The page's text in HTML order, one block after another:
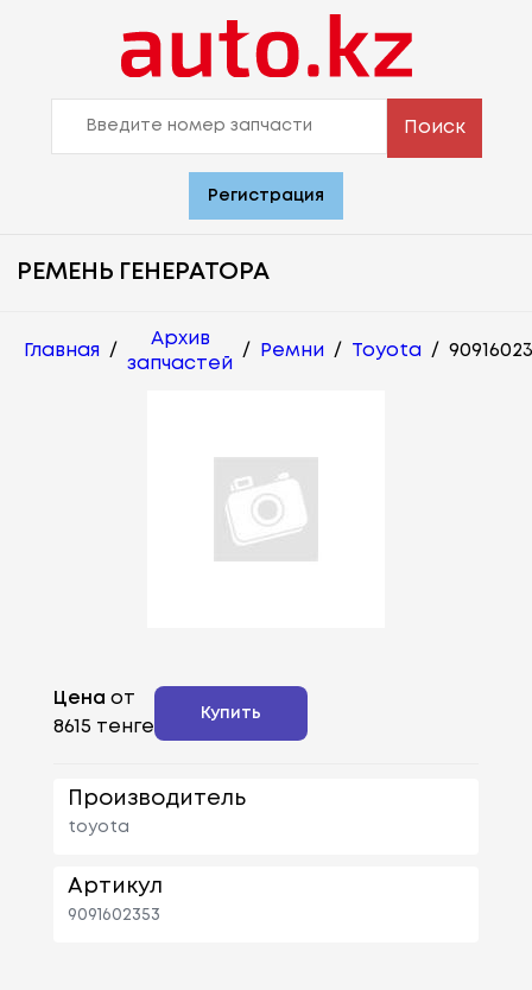
Поиск
Регистрация
РЕМЕНЬ ГЕНЕРАТОРА
Главная /
Архив
запчастей
/ Ремни / Toyota /
Цена от
8615 тенге
Купить
Производитель
toyota
Артикул
9091602353